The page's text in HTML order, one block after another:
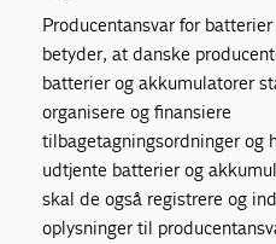
Producentansvar for
betyder, at danske
batterier og akkumulatorer
organisere og finansiere
tilbagetagningsordninger og
udtjente batterier og
skal de også registrere og
oplysninger til